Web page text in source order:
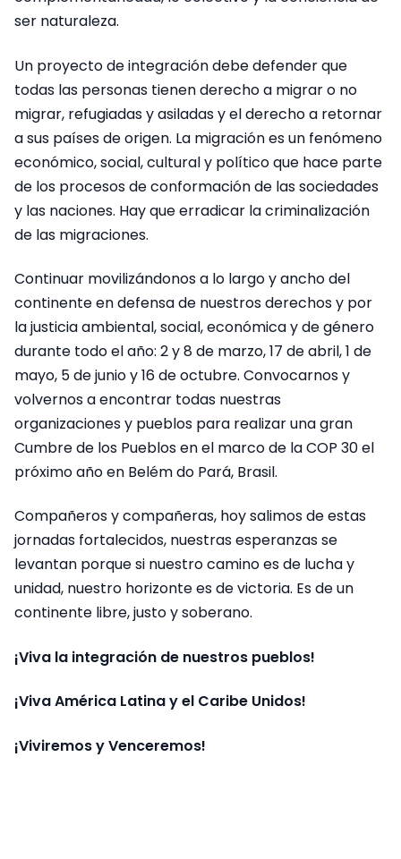
ser naturaleza.
Un proyecto de integración debe defender que
todas las personas tienen derecho a migrar o no
migrar, refugiadas y asiladas y el derecho a retornar
a sus países de origen. La migración es un fenómeno
económico, social, cultural y político que hace parte
de los procesos de conformación de las sociedades
y las naciones. Hay que erradicar la criminalización
de las migraciones.
Continuar movilizándonos a lo largo y ancho del
continente en defensa de nuestros derechos y por
la justicia ambiental, social, económica y de género
durante todo el año: 2 y 8 de marzo, 17 de abril, 1 de
mayo, 5 de junio y 16 de octubre. Convocarnos y
volvernos a encontrar todas nuestras
organizaciones y pueblos para realizar una gran
Cumbre de los Pueblos en el marco de la COP 30 el
próximo año en Belém do Pará, Brasil.
Compañeros y compañeras, hoy salimos de estas
jornadas fortalecidos, nuestras esperanzas se
levantan porque si nuestro camino es de lucha y
unidad, nuestro horizonte es de victoria. Es de un
continente libre, justo y soberano.
¡Viva la integración de nuestros pueblos!
¡Viva América Latina y el Caribe Unidos!
¡Viviremos y Venceremos!